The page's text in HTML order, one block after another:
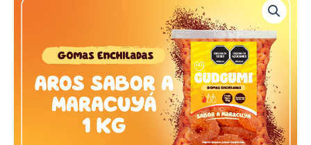
ENCHILADAS
MARACUYA1KG
cantidad